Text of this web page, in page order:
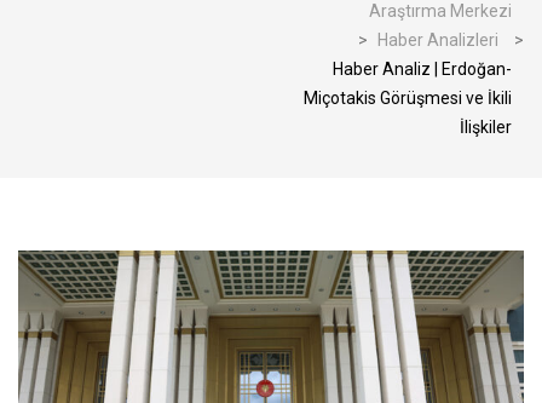
Araştırma Merkezi
>
Haber Analizleri
>
Haber Analiz | Erdoğan-
Miçotakis Görüşmesi ve İkili
İlişkiler